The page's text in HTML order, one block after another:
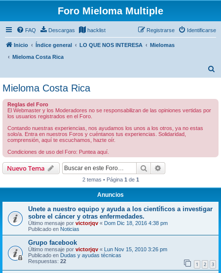
Foro Mieloma Multiple
FAQ Descargas hacklist Identificarse
Registrarse
Inicio Índice general LO QUE NOS INTERESA
Mielomas
Mieloma Costa Rica
Mieloma Costa Rica
Reglas del Foro
El Webmaster y los Moderadores no se responsabilizan de las opiniones vertidas por
los usuarios registrados en el Foro.
Contando nuestras experiencias, nos ayudamos los unos a los otros, ya no estas
solo/a. Entra en nuestros Foros y cuéntanos tus experiencias. Solidaridad,
comprensión, aquí te escuchamos, hazte oír.
Condiciones de uso del Foro: Puntea aquí.
Nuevo Tema Buscar
2 temas • Página 1 de 1
Anuncios
Unete a nuestro equipo y ayuda a los científicos a investigar
sobre el cáncer y otras enfermedades.
Último mensaje por victorjqv « Dom Dic 18, 2016 4:38 pm
Publicado en Noticias
Grupo facebook
Último mensaje por victorjqv « Lun Nov 15, 2010 3:26 pm
Publicado en Dudas y ayudas técnicas
Respuestas: 22 1 2 3